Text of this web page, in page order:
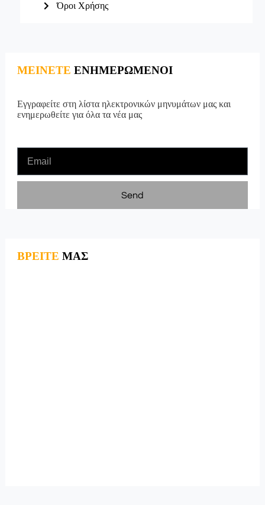
Όροι Χρήσης
ΜΕΙΝΕΤΕ ΕΝΗΜΕΡΩΜΕΝΟΙ
Εγγραφείτε στη λίστα ηλεκτρονικών μηνυμάτων μας και
ενημερωθείτε για όλα τα νέα μας
Send
ΒΡΕΙΤΕ ΜΑΣ